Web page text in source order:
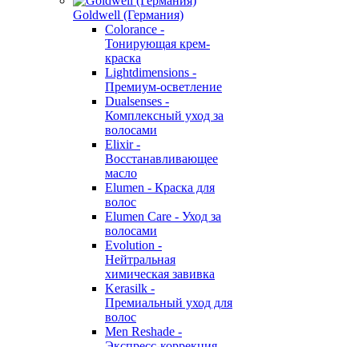
Goldwell (Германия)
Colorance -
Тонирующая крем-
краска
Lightdimensions -
Премиум-осветление
Dualsenses -
Комплексный уход за
волосами
Elixir -
Восстанавливающее
масло
Elumen - Краска для
волос
Elumen Care - Уход за
волосами
Evolution -
Нейтральная
химическая завивка
Kerasilk -
Премиальный уход для
волос
Men Reshade -